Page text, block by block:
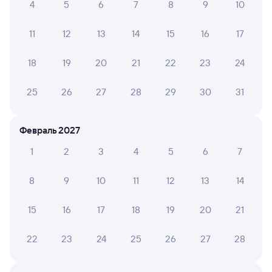
Скачать приложение
Падунские Пороги
Киренга
12:54 23:18
10 ч 24 м в пути
Дни следования
от 2 ⁠947 ⁠₽ 4 ⁠016 ⁠₽
348Н Проходящий 6,9
4 5 6 7 8 9 10
11 12 13 14 15 16 17
18 19 20 21 22 23 24
25 26 27 28 29 30 31
Февраль 2027
1
2 3 4 5 6 7
8 9 10 11 12 13 14
15 16 17 18 19 20 21
22 23 24 25 26 27 28